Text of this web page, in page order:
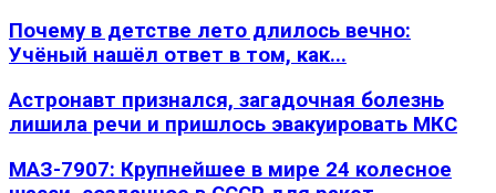
Почему в детстве лето длилось вечно:
Учёный нашёл ответ в том, как...
Астронавт признался, загадочная болезнь
лишила речи и пришлось эвакуировать МКС
МАЗ-7907: Крупнейшее в мире 24 колесное